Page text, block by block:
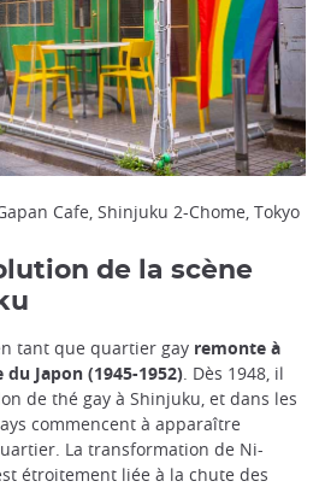
Cafe, Shinjuku 2-Chome, Tokyo
de la scène
tant que quartier gay remonte à
Japon (1945-1952). Dès 1948, il
de thé gay à Shinjuku, et dans les
commencent à apparaître
La transformation de Ni-
étroitement liée à la chute des